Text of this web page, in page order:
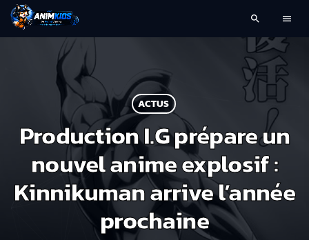
search menu
ACTUS
Production I.G prépare un
nouvel anime explosif :
Kinnikuman arrive l’année
prochaine